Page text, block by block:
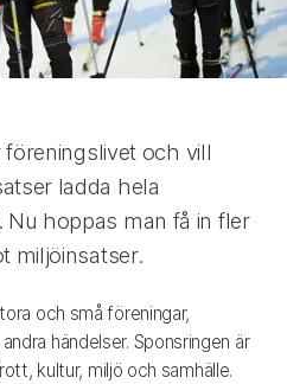
föreningslivet och vill
ladda hela
hoppas man få in fler
miljöinsatser.
och små föreningar,
händelser. Sponsringen är
kultur, miljö och samhälle.